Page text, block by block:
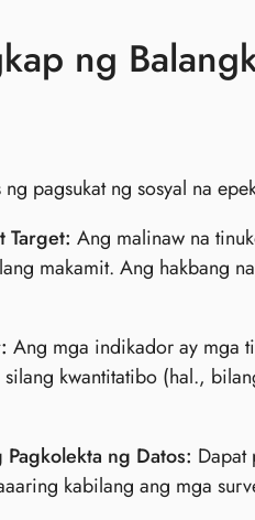
ng
pagsukat ng sosyal na
Target: Ang malinaw na
makamit. Ang hakbang
Ang mga indikador ay mga
kwantitatibo (hal.,
Pagkolekta ng Datos: Dapat
kabilang ang mga